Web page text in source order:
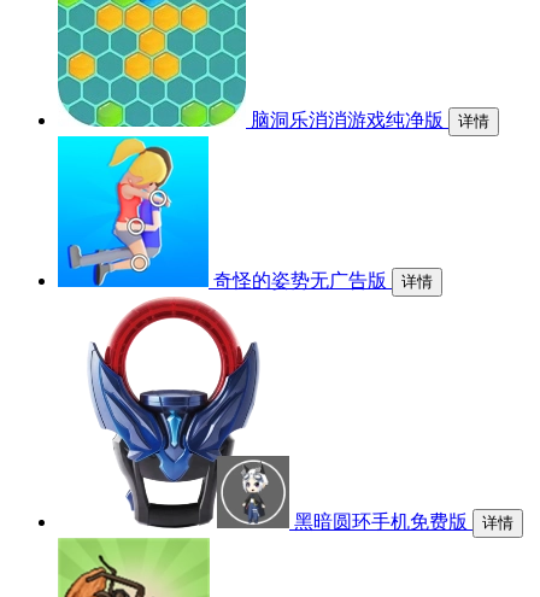
脑洞乐消消游戏纯净版 详情
奇怪的姿势无广告版 详情
黑暗圆环手机免费版 详情